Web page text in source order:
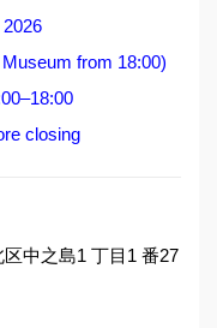
from 18:00)
closing
中之島1 丁目1 番27